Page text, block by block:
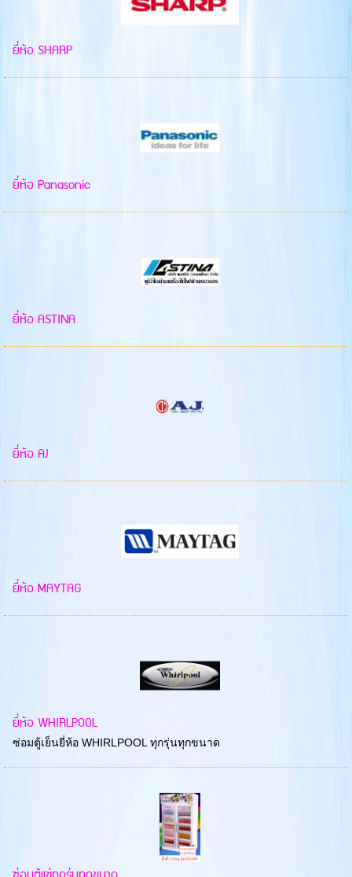
ยี่ห้อ SHARP
ยี่ห้อ Panasonic
ยี่ห้อ ASTINA
ยี่ห้อ AJ
ยี่ห้อ MAYTAG
ยี่ห้อ WHIRLPOOL
ซ่อมตู้เย็นยี่ห้อ WHIRLPOOL ทุกรุ่นทุกขนาด